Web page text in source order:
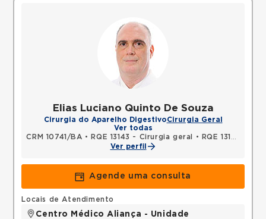
Elias Luciano Quinto De Souza
Cirurgia do Aparelho DigestivoCirurgia Geral
Ver todas
CRM 10741/BA • RQE 13143 - Cirurgia geral •
RQE 13144 - Coloproctologia
Ver perfil
Agende uma consulta
Locais de Atendimento
Centro Médico Aliança - Unidade